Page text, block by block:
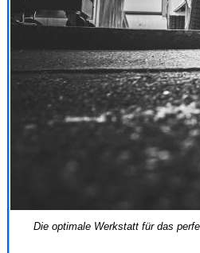
Die optimale Werkstatt für das